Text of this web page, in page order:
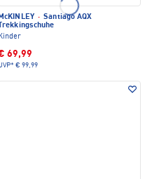
· Santiago AQX
Trekkingschuhe
69,99
€ 99,99